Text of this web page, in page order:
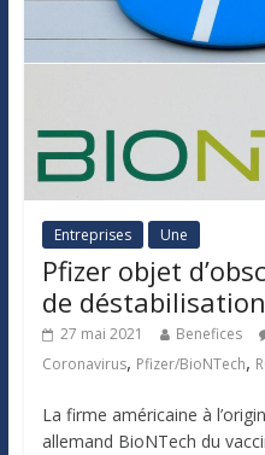
Entreprises Une
Pfizer objet
de déstabilisation
27 mai 2021 Benefices
Coronavirus, Pfizer/BioNTech,
La firme américaine à
allemand BioNTech du